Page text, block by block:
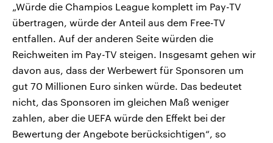
„Würde die Champios League komplett im Pay-TV
übertragen, würde der Anteil aus dem Free-TV
entfallen. Auf der anderen Seite würden die
Reichweiten im Pay-TV steigen. Insgesamt gehen wir
davon aus, dass der Werbewert für Sponsoren um
gut 70 Millionen Euro sinken würde. Das bedeutet
nicht, das Sponsoren im gleichen Maß weniger
zahlen, aber die UEFA würde den Effekt bei der
Bewertung der Angebote berücksichtigen“, so